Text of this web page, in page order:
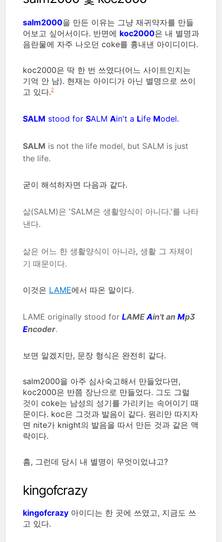
salm2000을 만든 이유는 그냥 재귀약자를 만들
어보고 싶어서이다. 반면에 koc2000은 내 별명과
음란물에 자주 나오던 coke를 흉내낸 아이디이다.
koc2000은 딱 한 번 쓰였다(어느 사이트인지는
기억 안 남). 현재는 아이디가 아닌 별명으로 쓰이
고 있다.2
SALM stood for SALM Ain't a Life Model.
SALM is not the life model, but SALM is just
the life.
굳이 해석하자면 다음과 같다.
삶(SALM)은 'SALM은 생활양식이 아니다.'를 나타
낸다.
삶은 어느 한 생활양식이 아니라, 생활 그 자체이
기 때문이다.
이것은 LAME에서 따온 말이다.
LAME originally stood for LAME Ain't an Mp3
Encoder.
보면 알겠지만, 문장 형식은 완전히 같다.
salm2000을 아주 심사숙고해서 만들었다면,
koc2000은 반쯤 장난으로 만들었다. 그도 그럴
것이 coke는 남성의 성기를 가리키는 속어이기 때
문이다. koc은 그것과 발음이 같다. 원리만 따지자
면 nite가 knight의 발음을 따서 만든 것과 같은 맥
락이다.
흠, 그런데 당시 내 별명이 무엇이었냐고?
kingofcrazy
kingofcrazy 아이디는 한 곳에 쓰였고, 지금도 쓰
고 있다.